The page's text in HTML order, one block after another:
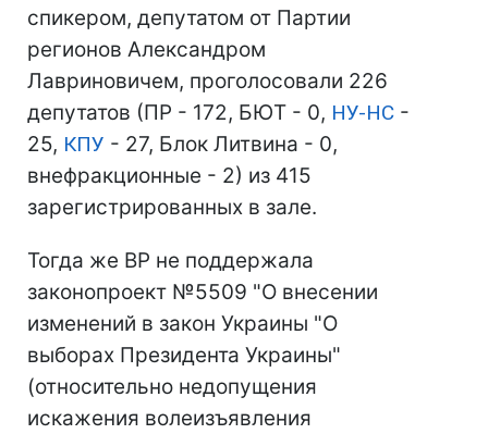
спикером, депутатом от Партии
регионов Александром
Лавриновичем, проголосовали 226
депутатов (ПР - 172, БЮТ - 0, НУ-НС -
25, КПУ - 27, Блок Литвина - 0,
внефракционные - 2) из 415
зарегистрированных в зале.
Тогда же ВР не поддержала
законопроект №5509 "О внесении
изменений в закон Украины "О
выборах Президента Украины"
(относительно недопущения
искажения волеизъявления